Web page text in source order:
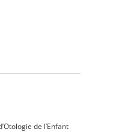
de l’Enfant